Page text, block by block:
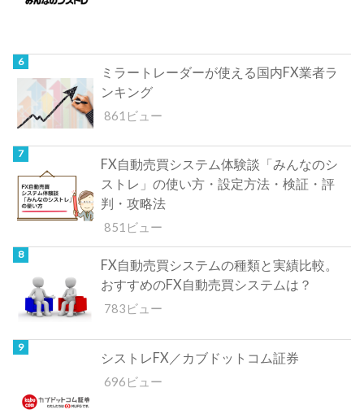
ミラートレーダーが使える国内FX業者ラ
ンキング
861ビュー
FX自動売買システム体験談「みんなのシ
ストレ」の使い方・設定方法・検証・評
判・攻略法
851ビュー
FX自動売買システムの種類と実績比較。
おすすめのFX自動売買システムは？
783ビュー
シストレFX／カブドットコム証券
696ビュー